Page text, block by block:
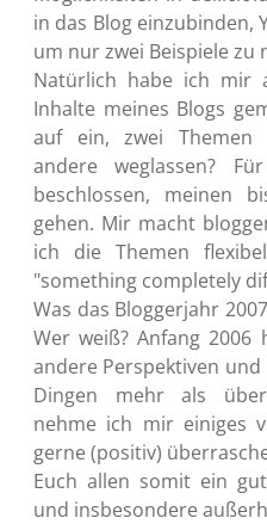
in das Blog einzubinden,
um nur zwei Beispiele zu
Natürlich habe ich mir
Inhalte meines Blogs
auf ein, zwei Themen
andere weglassen?
beschlossen, meinen
gehen. Mir macht
ich die Themen
"something completely
Was das Bloggerjahr
Wer weiß? Anfang
andere Perspektiven
Dingen mehr als
nehme ich mir einiges
gerne (positiv)
Euch allen somit ein
und insbesondere